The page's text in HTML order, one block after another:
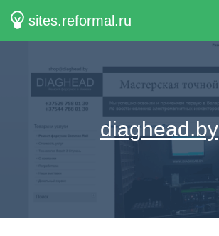
sites.reformal.ru
diaghead.by